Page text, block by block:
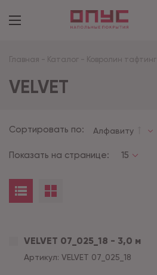
Главная - Каталог - Ковролин тафтинг
VELVET
Сортировать по: Алфавиту
Показать на странице: 15
VELVET 07_025_18 - 3,0 м
Артикул: VELVET 07_025_18